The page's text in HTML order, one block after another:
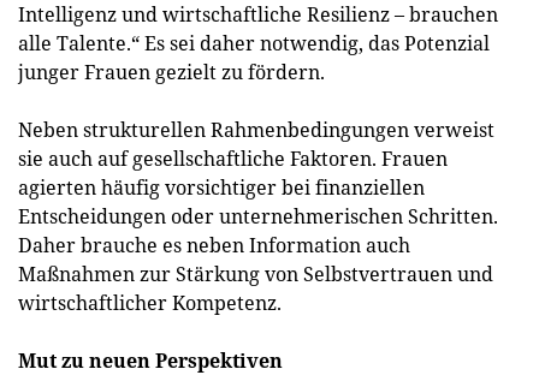
Intelligenz und wirtschaftliche Resilienz – brauchen
alle Talente.“ Es sei daher notwendig, das Potenzial
junger Frauen gezielt zu fördern.
Neben strukturellen Rahmenbedingungen verweist
sie auch auf gesellschaftliche Faktoren. Frauen
agierten häufig vorsichtiger bei finanziellen
Entscheidungen oder unternehmerischen Schritten.
Daher brauche es neben Information auch
Maßnahmen zur Stärkung von Selbstvertrauen und
wirtschaftlicher Kompetenz.
Mut zu neuen Perspektiven